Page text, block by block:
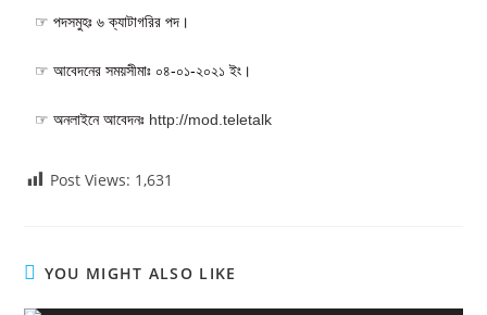
☞ পদসমুহঃ ৬ ক্যাটাগরির পদ।
☞ আবেদনের সময়সীমাঃ ০৪-০১-২০২১ ইং।
☞ অনলাইনে আবেদনঃ http://mod.teletalk
Post Views: 1,631
YOU MIGHT ALSO LIKE